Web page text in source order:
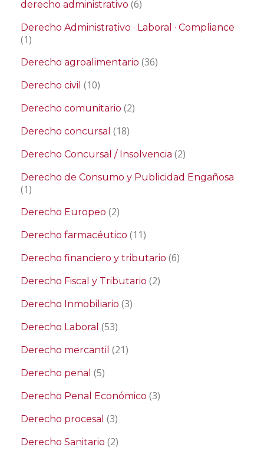
derecho administrativo (6)
Derecho Administrativo · Laboral · Compliance
(1)
Derecho agroalimentario (36)
Derecho civil (10)
Derecho comunitario (2)
Derecho concursal (18)
Derecho Concursal / Insolvencia (2)
Derecho de Consumo y Publicidad Engañosa
(1)
Derecho Europeo (2)
Derecho farmacéutico (11)
Derecho financiero y tributario (6)
Derecho Fiscal y Tributario (2)
Derecho Inmobiliario (3)
Derecho Laboral (53)
Derecho mercantil (21)
Derecho penal (5)
Derecho Penal Económico (3)
Derecho procesal (3)
Derecho Sanitario (2)